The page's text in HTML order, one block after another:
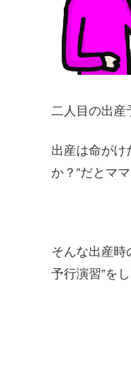
二人目の出産
出産は命がけ
か？”だとマ
そんな出産時
予行演習”を